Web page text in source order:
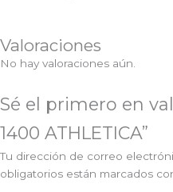
Valoraciones
No hay valoraciones aún.
Sé el primero en
1400 ATHLETICA”
Tu dirección de correo
obligatorios están marcados